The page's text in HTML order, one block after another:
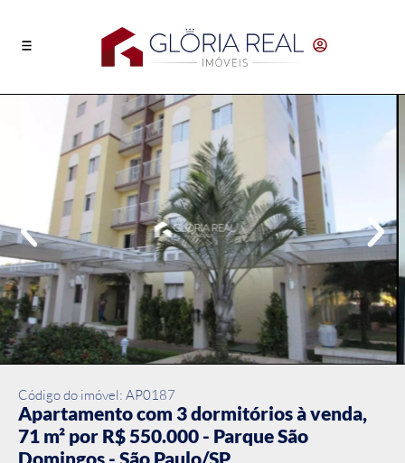
Código do imóvel: AP0187
Apartamento com 3 dormitórios à venda,
71 m² por R$ 550.000 - Parque São
Domingos - São Paulo/SP